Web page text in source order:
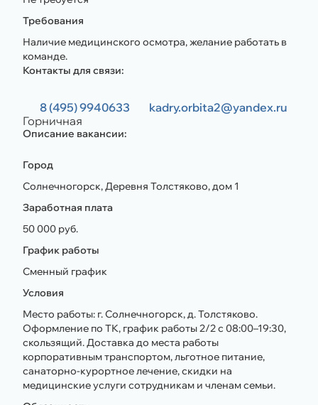
Требования
Наличие медицинского осмотра, желание работать в
команде.
Контакты для связи:
8 (495) 9940633
kadry.orbita2@yandex.ru
Горничная
Описание вакансии:
Город
Солнечногорск, Деревня Толстяково, дом 1
Заработная плата
50 000 руб.
График работы
Сменный график
Условия
Место работы: г. Солнечногорск, д. Толстяково.
Оформление по ТК, график работы 2/2 с 08:00–19:30,
скользящий. Доставка до места работы
корпоративным транспортом, льготное питание,
санаторно-курортное лечение, скидки на
медицинские услуги сотрудникам и членам семьи.